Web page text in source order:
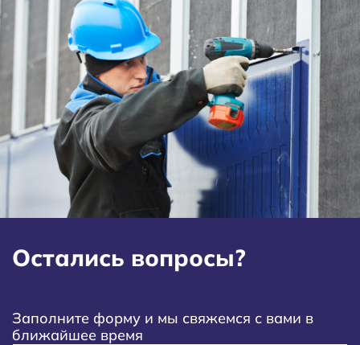
Остались вопросы?
Заполните форму и мы свяжемся с вами в
ближайшее время